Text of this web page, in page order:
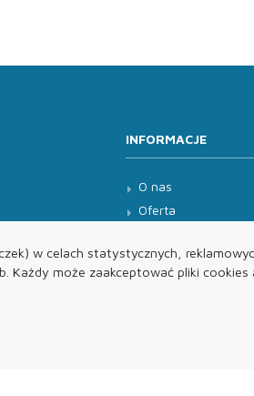
w celach statystycznych,
może zaakceptować pliki cookies
INFORMACJE
O nas
Oferta